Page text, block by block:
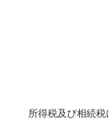
所得税及び相続